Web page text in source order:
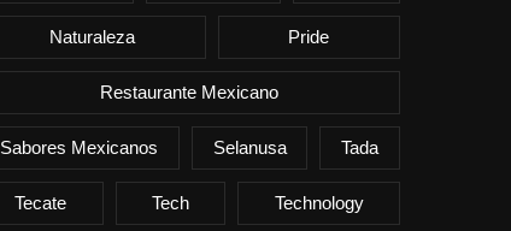
Naturaleza Pride
Restaurante Mexicano
Sabores Mexicanos Selanusa Tada
Tecate Tech Technology